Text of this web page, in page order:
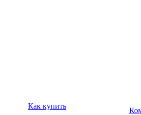
Как купить